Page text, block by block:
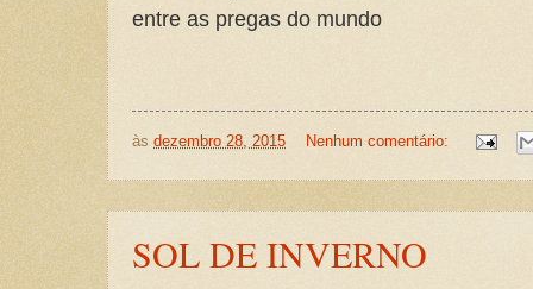
entre as pregas do mundo
às dezembro 28, 2015 Nenhum comentário:
SOL DE INVERNO